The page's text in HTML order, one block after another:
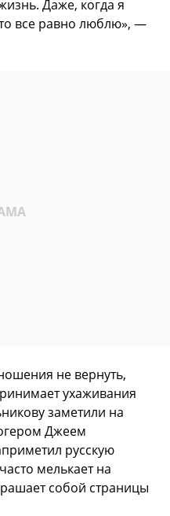
Даже, когда я
все равно люблю», —
не вернуть,
ухаживания
заметили на
Джеем
русскую
мелькает на
собой страницы